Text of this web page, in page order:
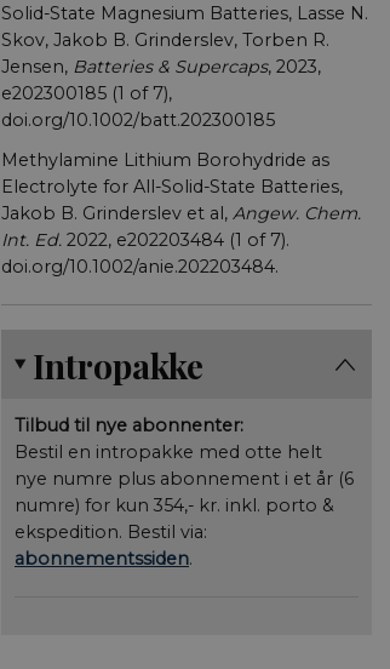
Solid-State Magnesium Batteries, Lasse N.
Skov, Jakob B. Grinderslev, Torben R.
Jensen, Bat­teries & Supercaps, 2023,
e202300185 (1 of 7),
doi.org/10.1002/batt.202300185
Methylamine Lithium Borohydride as
Electrolyte for All-Solid-State Batteries,
Jakob B. Grinderslev et al, Angew. Chem.
Int. Ed. 2022, e202203484 (1 of 7).
doi.org/10.1002/anie.202203484.
Intropakke
Tilbud til nye abonnenter:
Bestil en intropakke med otte helt
nye numre plus abonnement i et år (6
numre) for kun 354,- kr. inkl. porto &
ekspedition. Bestil via:
abonnementssiden.